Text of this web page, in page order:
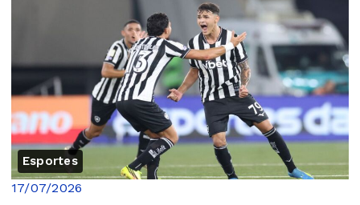
Esportes
17/07/2026